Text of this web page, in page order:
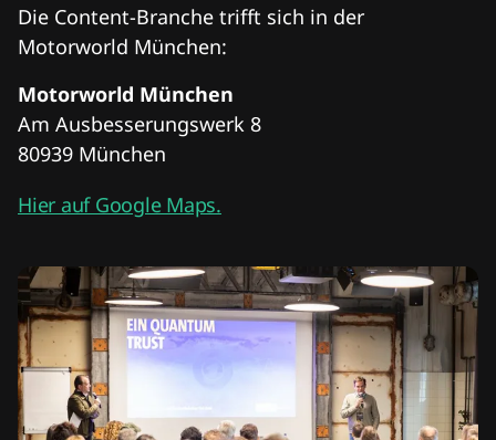
Die Content-Branche trifft sich in der
Motorworld München:
Motorworld München
Am Ausbesserungswerk 8
80939 München
Hier auf Google Maps.